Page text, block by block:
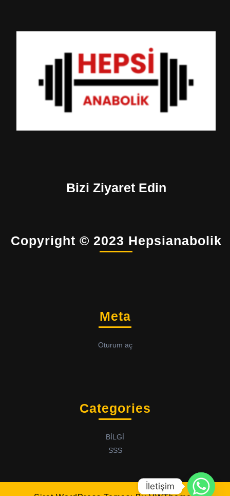
Bizi Ziyaret Edin
Copyright © 2023 Hepsianabolik
Meta
Oturum aç
Categories
BİLGİ
SSS
İletişim